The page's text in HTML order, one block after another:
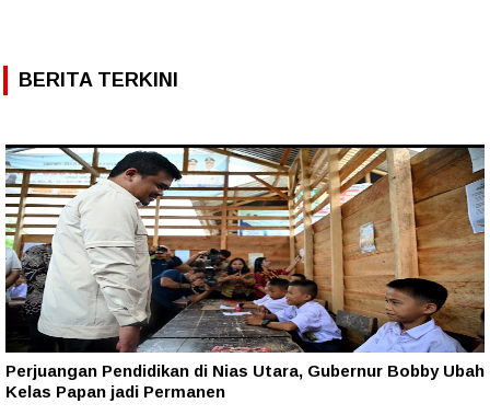
BERITA TERKINI
Perjuangan Pendidikan di Nias Utara, Gubernur Bobby Ubah
Kelas Papan jadi Permanen